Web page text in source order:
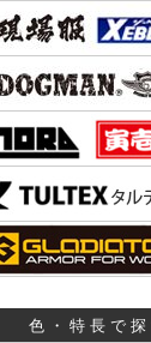
色・特長で探